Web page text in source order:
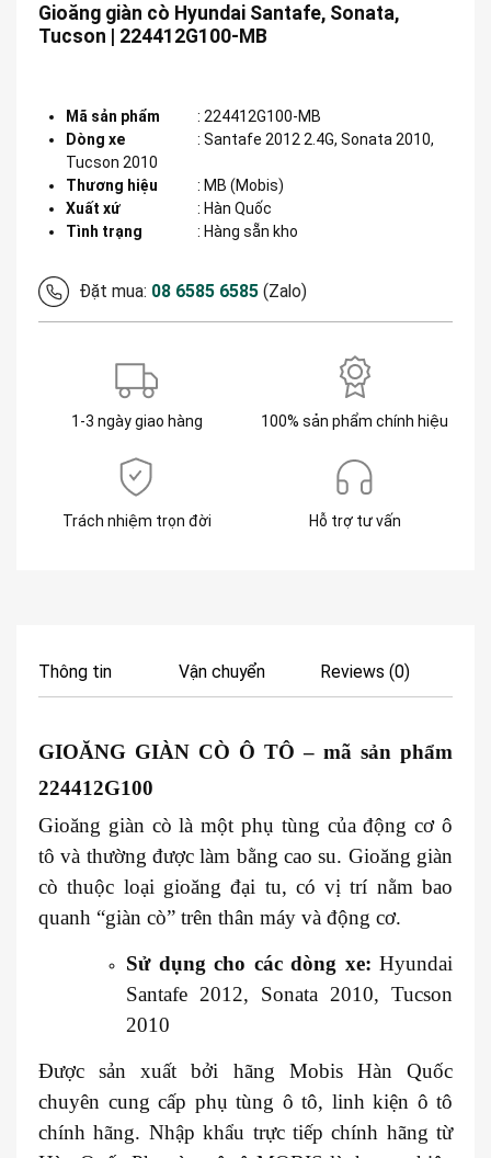
Gioăng giàn cò Hyundai Santafe, Sonata,
Tucson | 224412G100-MB
Mã sản phẩm : 224412G100-MB
Dòng xe
: Santafe 2012 2.4G, Sonata 2010,
Tucson 2010
Thương hiệu
: MB (Mobis)
Xuất xứ
: Hàn Quốc
Tình trạng
: Hàng sẵn kho
Đặt mua: 08 6585 6585 (Zalo)
1-3 ngày giao hàng 100% sản phẩm chính hiệu
Trách nhiệm trọn đời Hỗ trợ tư vấn
Thông tin Vận chuyển Reviews (0)
GIOĂNG GIÀN CÒ Ô TÔ– mã sản phẩm
224412G100
Gioăng giàn cò là một phụ tùng của động cơ ô
tô và thường được làm bằng cao su. Gioăng giàn
cò thuộc loại gioăng đại tu, có vị trí nằm bao
quanh “giàn cò” trên thân máy và động cơ.
Sử dụng cho các dòng xe: Hyundai
Santafe 2012, Sonata 2010, Tucson
2010
Được sản xuất bởi hãng Mobis Hàn Quốc
chuyên cung cấp phụ tùng ô tô, linh kiện ô tô
chính hãng. Nhập khẩu trực tiếp chính hãng từ